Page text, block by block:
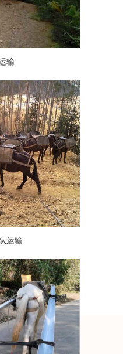
输
运输